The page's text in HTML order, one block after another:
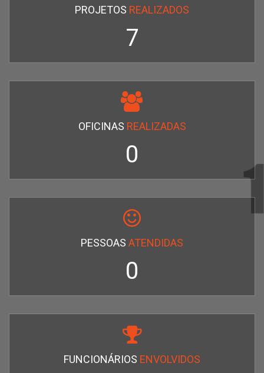
PROJETOS REALIZADOS
7
OFICINAS REALIZADAS
0
PESSOAS ATENDIDAS
0
FUNCIONÁRIOS ENVOLVIDOS